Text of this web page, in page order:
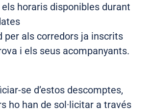
horaris disponibles durant
per als corredors ja inscrits
i els seus acompanyants.
se d’estos descomptes,
ho han de sol·licitar a través